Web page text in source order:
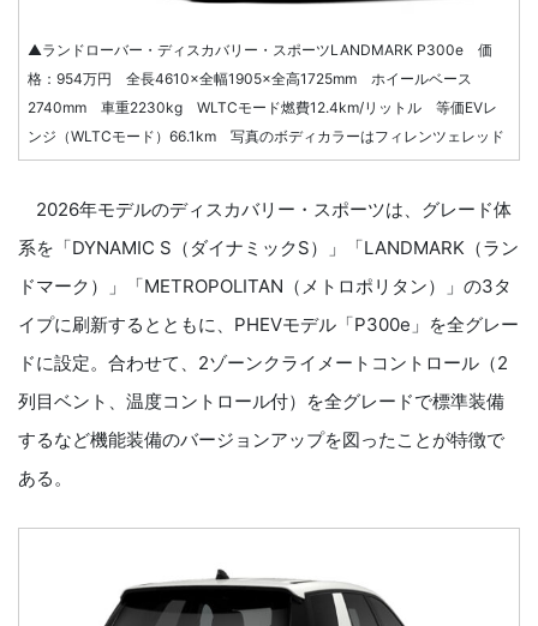
▲ランドローバー・ディスカバリー・スポーツLANDMARK P300e 価
格：954万円 全長4610×全幅1905×全高1725mm ホイールベース
2740mm 車重2230kg WLTCモード燃費12.4km/リットル 等価EVレ
ンジ（WLTCモード）66.1km 写真のボディカラーはフィレンツェレッド
2026年モデルのディスカバリー・スポーツは、グレード体
系を「DYNAMIC S（ダイナミックS）」「LANDMARK（ラン
ドマーク）」「METROPOLITAN（メトロポリタン）」の3タ
イプに刷新するとともに、PHEVモデル「P300e」を全グレー
ドに設定。合わせて、2ゾーンクライメートコントロール（2
列目ベント、温度コントロール付）を全グレードで標準装備
するなど機能装備のバージョンアップを図ったことが特徴で
ある。